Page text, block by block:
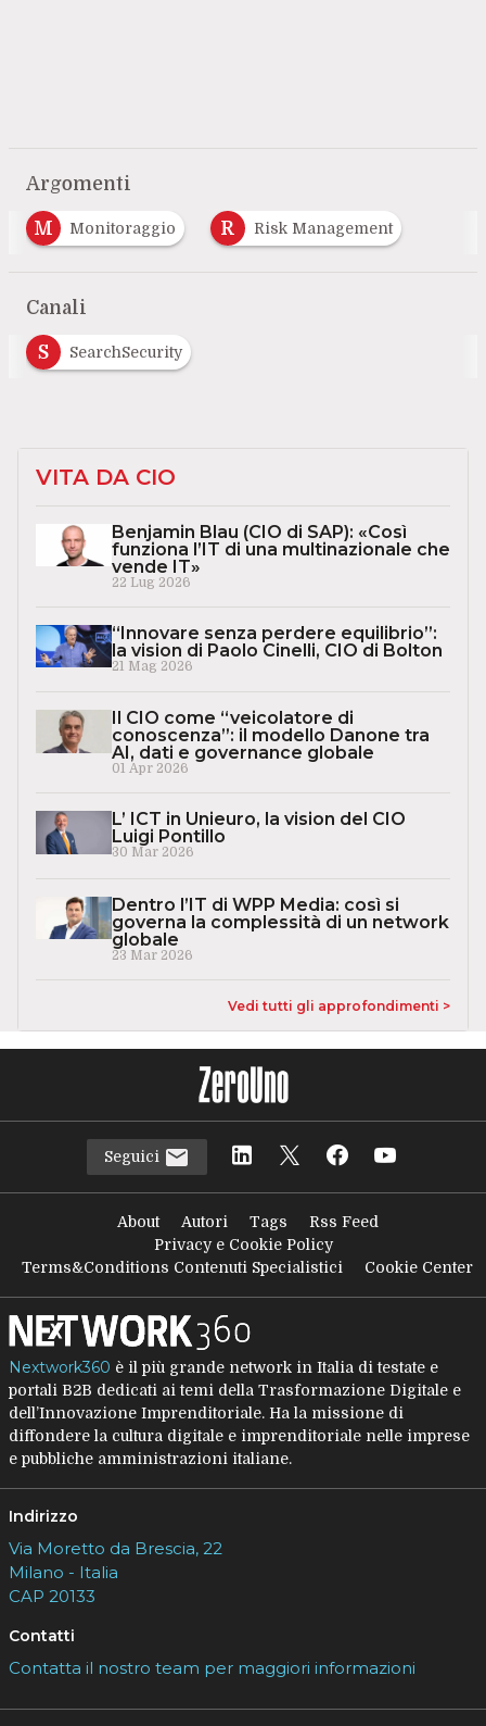
Argomenti
M Monitoraggio R Risk Management
Canali
S SearchSecurity
VITA DA CIO
Benjamin Blau (CIO di SAP): «Così
funziona l’IT di una multinazionale che
vende IT»
22 Lug 2026
“Innovare senza perdere equilibrio”:
la vision di Paolo Cinelli, CIO di Bolton
21 Mag 2026
Il CIO come “veicolatore di
conoscenza”: il modello Danone tra
AI, dati e governance globale
01 Apr 2026
L’ ICT in Unieuro, la vision del CIO
Luigi Pontillo
30 Mar 2026
Dentro l’IT di WPP Media: così si
governa la complessità di un network
globale
23 Mar 2026
Vedi tutti gli approfondimenti >
Seguici
About Autori Tags
Rss Feed
Privacy e Cookie Policy
Terms&Conditions Contenuti Specialistici
Cookie Center
Nextwork360 è il più grande network in Italia di testate e
portali B2B dedicati ai temi della Trasformazione Digitale e
dell’Innovazione Imprenditoriale. Ha la missione di
diffondere la cultura digitale e imprenditoriale nelle imprese
e pubbliche amministrazioni italiane.
Indirizzo
Via Moretto da Brescia, 22
Milano - Italia
CAP 20133
Contatti
Contatta il nostro team per maggiori informazioni